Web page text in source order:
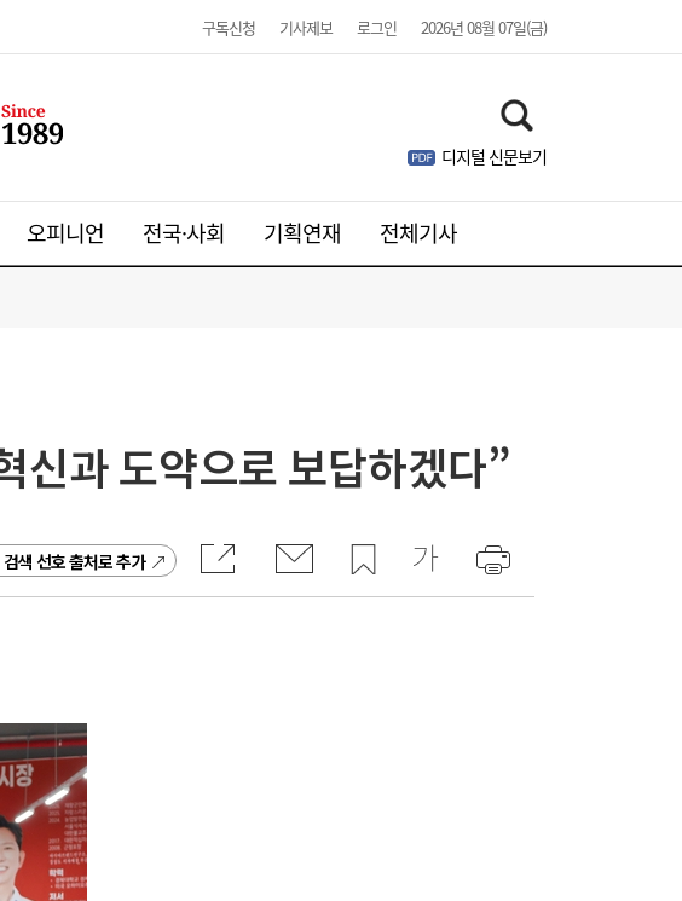
구독신청 기사제보 로그인 2026년 08월 07일(금)
디지털 신문보기
오피니언 전국·사회 기획연재 전체기사
신과 도약으로 보답하겠다”
색 선호 출처로 추가
15:32
[금융 풍향계] NH농협은행, 최고 연 7.3%